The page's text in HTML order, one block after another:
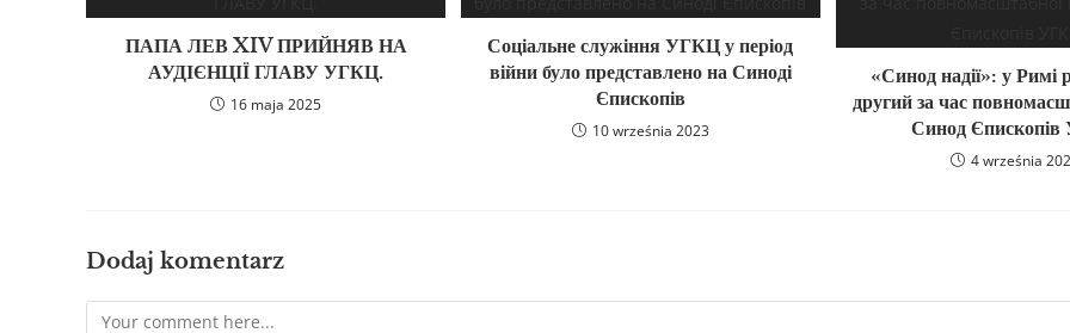
ПАПА ЛЕВ XIV ПРИЙНЯВ НА
АУДІЄНЦІЇ ГЛАВУ УГКЦ.
16 maja 2025
Соціальне служіння УГКЦ у період
війни було представлено на Синоді
Єпископів
10 września 2023
«Синод надії»: у Римі
другий за час
Синод
4 września
Dodaj komentarz